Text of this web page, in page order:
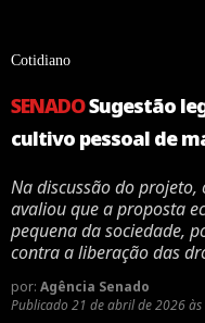
Cotidiano
SENADOSugestão
cultivo pessoal de
Na discussão do
avaliou que a proposta
pequena da sociedade,
contra a liberação das
por: Agência Senado
Publicado 21 de abril de 2026